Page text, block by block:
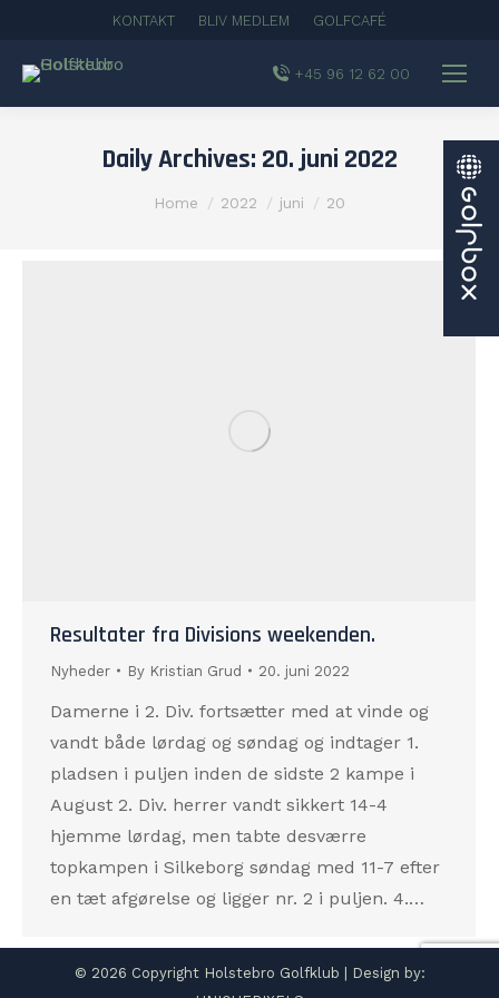
KONTAKT BLIV MEDLEM GOLFCAFÉ
+45 96 12 62 00
Daily Archives: 20. juni 2022
You are here:
Home 2022 juni 20
Resultater fra Divisions weekenden.
Nyheder By Kristian Grud 20. juni 2022
Damerne i 2. Div. fortsætter med at vinde og
vandt både lørdag og søndag og indtager 1.
pladsen i puljen inden de sidste 2 kampe i
August 2. Div. herrer vandt sikkert 14-4
hjemme lørdag, men tabte desværre
topkampen i Silkeborg søndag med 11-7 efter
en tæt afgørelse og ligger nr. 2 i puljen. 4.…
© 2026 Copyright Holstebro Golfklub | Design by: